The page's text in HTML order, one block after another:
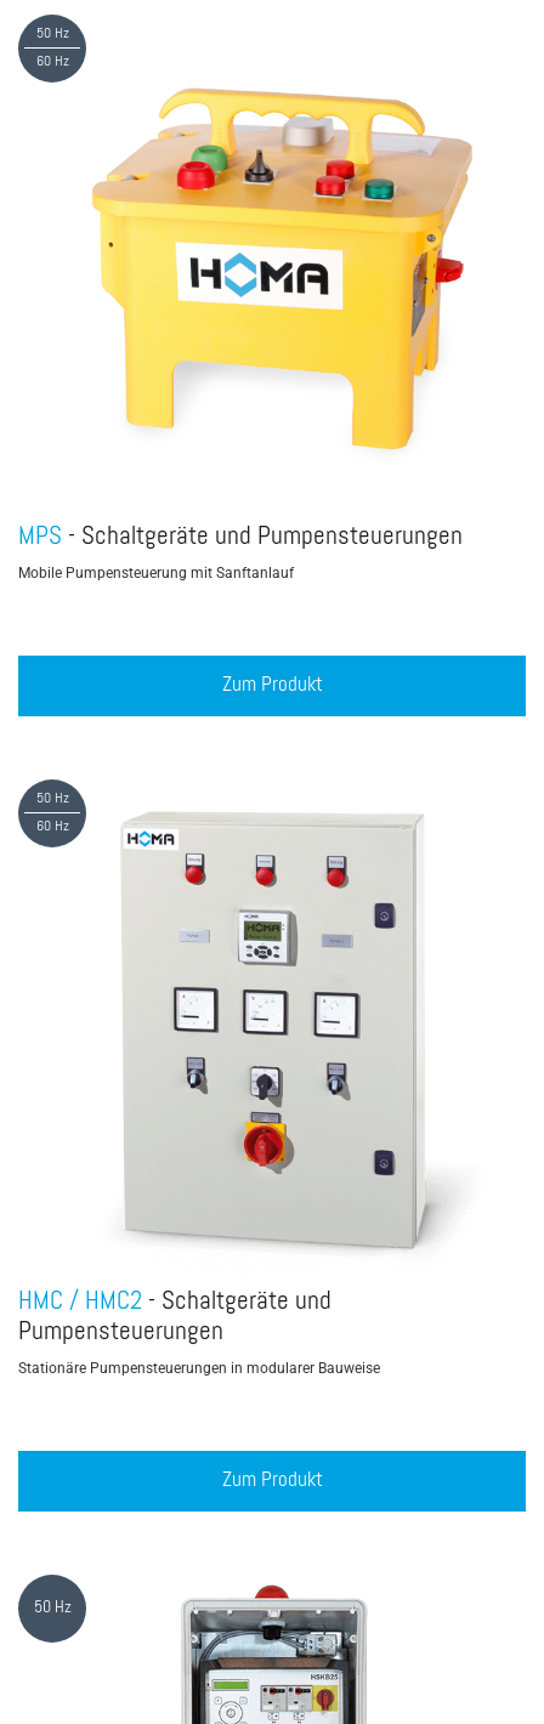
50 Hz
60 Hz
MPS - Schaltgeräte und Pumpensteuerungen
Mobile Pumpensteuerung mit Sanftanlauf
Zum Produkt
50 Hz
60 Hz
HMC / HMC2 - Schaltgeräte und
Pumpensteuerungen
Stationäre Pumpensteuerungen in modularer Bauweise
Zum Produkt
50 Hz